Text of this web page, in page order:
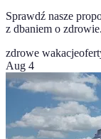
Sprawdź nasze
z dbaniem o
zdrowe wakacje
Aug 4